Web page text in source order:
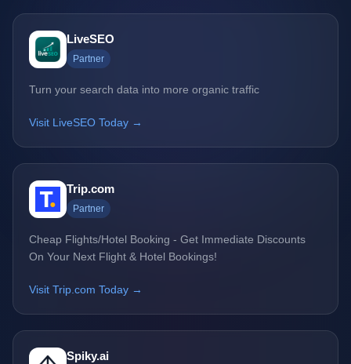
LiveSEO
Partner
Turn your search data into more organic traffic
Visit LiveSEO Today →
Trip.com
Partner
Cheap Flights/Hotel Booking - Get Immediate Discounts
On Your Next Flight & Hotel Bookings!
Visit Trip.com Today →
Spiky.ai